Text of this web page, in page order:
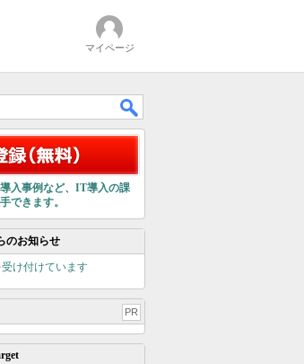
マイページ
入事例など、IT導入の課
できます。
のお知らせ
け付けています
PR